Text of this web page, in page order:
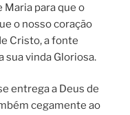
Maria para que o
o nosso coração
Cristo, a fonte
sua vinda Gloriosa.
entrega a Deus de
cegamente ao